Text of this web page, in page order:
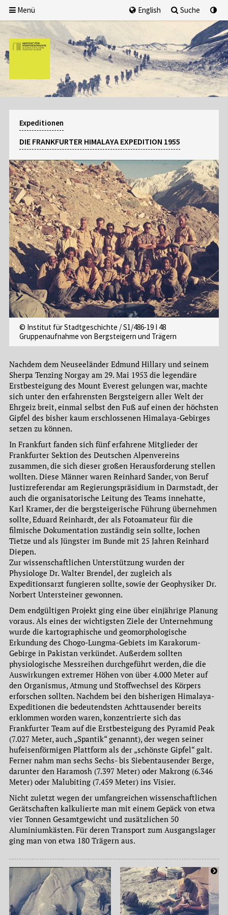
Menü English Suche
Expeditionen
DIE FRANKFURTER HIMALAYA EXPEDITION 1955
© Institut für Stadtgeschichte / S1/486-19 I 48
Gruppenaufnahme von Bergsteigern und Trägern
Nachdem dem Neuseeländer Edmund Hillary und seinem
Sherpa Tenzing Norgay am 29. Mai 1953 die legendäre
Erstbesteigung des Mount Everest gelungen war, machte
sich unter den erfahrensten Bergsteigern aller Welt der
Ehrgeiz breit, einmal selbst den Fuß auf einen der höchsten
Gipfel des bisher kaum erschlossenen Himalaya-Gebirges
setzen zu können.
In Frankfurt fanden sich fünf erfahrene Mitglieder der
Frankfurter Sektion des Deutschen Alpenvereins
zusammen, die sich dieser großen Herausforderung stellen
wollten. Diese Männer waren Reinhard Sander, von Beruf
Justizreferendar am Regierungspräsidium in Darmstadt, der
auch die organisatorische Leitung des Teams innehatte,
Karl Kramer, der die bergsteigerische Führung übernehmen
sollte, Eduard Reinhardt, der als Fotoamateur für die
filmische Dokumentation zuständig sein sollte, Jochen
Tietze und als Jüngster im Bunde mit 25 Jahren Reinhard
Diepen.
Zur wissenschaftlichen Unterstützung wurden der
Physiologe Dr. Walter Brendel, der zugleich als
Expeditionsarzt fungieren sollte, sowie der Geophysiker Dr.
Norbert Untersteiner gewonnen.
Dem endgültigen Projekt ging eine über einjährige Planung
voraus. Als eines der wichtigsten Ziele der Unternehmung
wurde die kartographische und geomorphologische
Erkundung des Chogo-Lungma-Gebiets im Karakorum-
Gebirge in Pakistan verkündet. Außerdem sollten
physiologische Messreihen durchgeführt werden, die die
Auswirkungen extremer Höhen von über 4.000 Meter auf
den Organismus, Atmung und Stoffwechsel des Körpers
erforschen sollten. Nachdem bei den bisherigen Himalaya-
Expeditionen die bedeutendsten Achttausender bereits
erklommen worden waren, konzentrierte sich das
Frankfurter Team auf die Erstbesteigung des Pyramid Peak
(7.027 Meter, auch „Spantik“ genannt), der wegen seiner
hufeisenförmigen Plattform als der „schönste Gipfel“ galt.
Ferner nahm man sechs Sechs- bis Siebentausender Berge,
darunter den Haramosh (7.397 Meter) oder Makrong (6.346
Meter) oder Malubiting (7.459 Meter) ins Visier.
Nicht zuletzt wegen der umfangreichen wissenschaftlichen
Gerätschaften kalkulierte man mit einem Gepäck von etwa
vier Tonnen Gesamtgewicht und zusätzlichen 50
Aluminiumkästen. Für deren Transport zum Ausgangslager
ging man von etwa 180 Trägern aus.